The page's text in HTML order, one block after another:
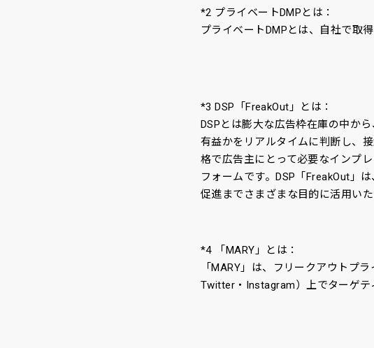
*2 プライベートDMPとは：
プライベートDMPとは、自社で取
*3 DSP「FreakOut」とは：
DSPとは膨大な広告枠在庫の中か
有益かをリアルタイムに判断し、
格で広告主にとって必要なインプ
フォームです。DSP「FreakOut」
促進までさまざまな目的に活用いた
*4 「MARY」とは：
「MARY」は、フリークアウトプ
Twitter・Instagram）上でターゲテ